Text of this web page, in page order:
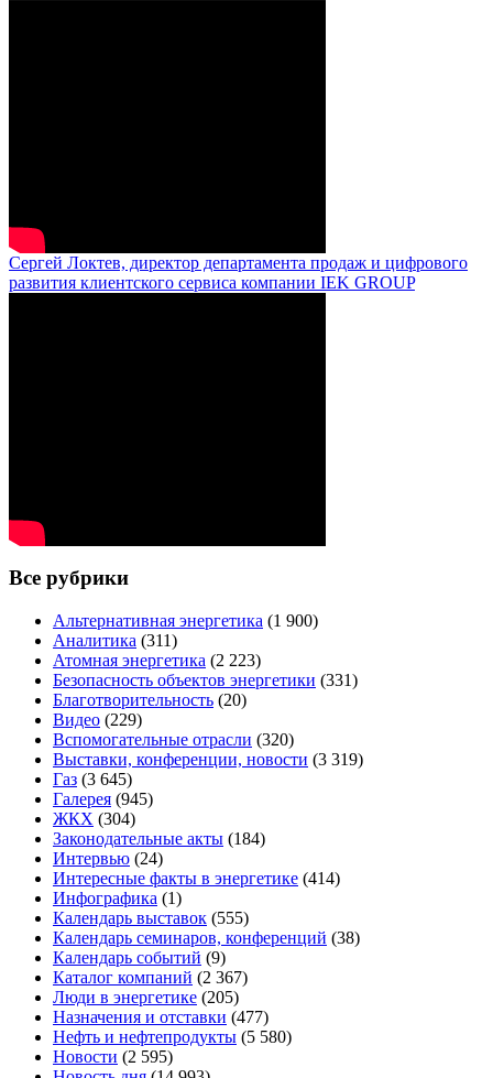
Сергей Локтев, директор департамента продаж и цифрового
развития клиентского сервиса компании IEK GROUP
Все рубрики
Альтернативная энергетика (1 900)
Аналитика (311)
Атомная энергетика (2 223)
Безопасность объектов энергетики (331)
Благотворительность (20)
Видео (229)
Вспомогательные отрасли (320)
Выставки, конференции, новости (3 319)
Газ (3 645)
Галерея (945)
ЖКХ (304)
Законодательные акты (184)
Интервью (24)
Интересные факты в энергетике (414)
Инфографика (1)
Календарь выставок (555)
Календарь семинаров, конференций (38)
Календарь событий (9)
Каталог компаний (2 367)
Люди в энергетике (205)
Назначения и отставки (477)
Нефть и нефтепродукты (5 580)
Новости (2 595)